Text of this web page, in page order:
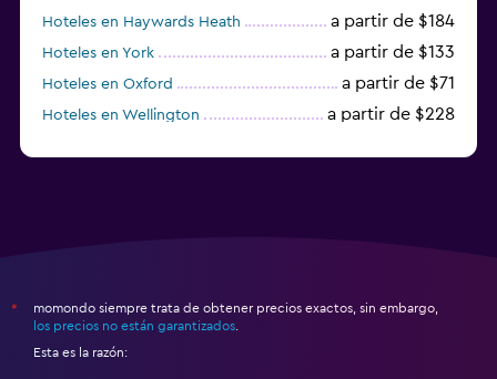
Hoteles en Haywards Heath a partir de $184
Hoteles en York a partir de $133
Hoteles en Oxford a partir de $71
Hoteles en Wellington a partir de $228
*
momondo siempre trata de obtener precios exactos, sin embargo,
los precios no están garantizados
Esta es la razón: